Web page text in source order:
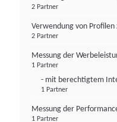
2 Partner
Verwendung von
2 Partner
Messung der
1 Partner
- mit berechtigtem
1 Partner
Messung der
1 Partner